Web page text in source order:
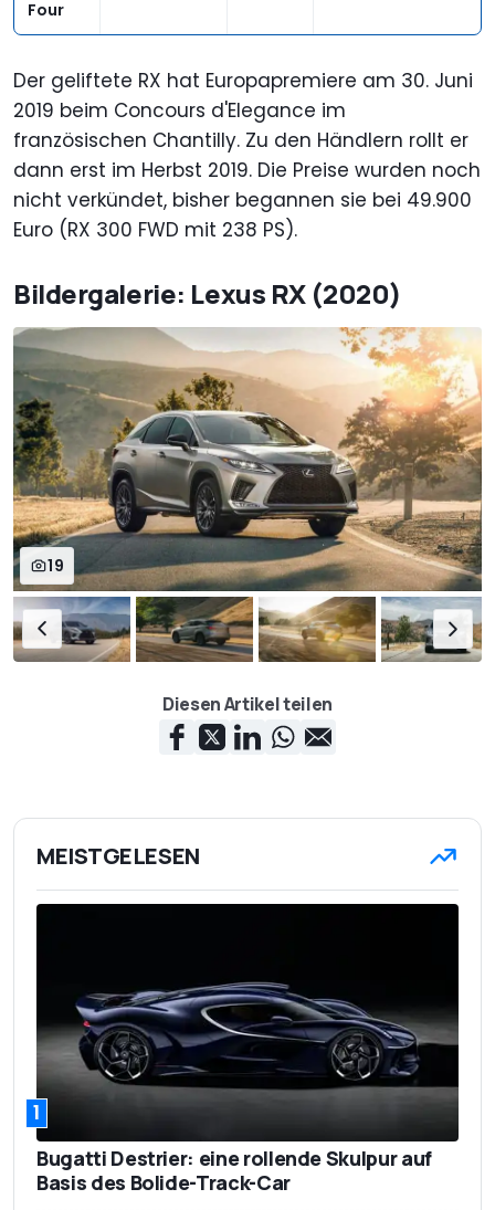
Four
Der geliftete RX hat Europapremiere am 30. Juni
2019 beim Concours d'Elegance im
französischen Chantilly. Zu den Händlern rollt er
dann erst im Herbst 2019. Die Preise wurden noch
nicht verkündet, bisher begannen sie bei 49.900
Euro (RX 300 FWD mit 238 PS).
Bildergalerie: Lexus RX (2020)
19
Diesen Artikel teilen
MEISTGELESEN
1
Bugatti Destrier: eine rollende Skulpur auf
Basis des Bolide-Track-Car